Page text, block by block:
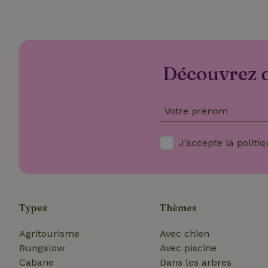
Découvrez
Votre prénom
J’accepte la
Types
Agritourisme
Bungalow
Cabane
Thèmes
Avec chien
Avec piscine
Dans les arbres
Nom
_nhft_translations